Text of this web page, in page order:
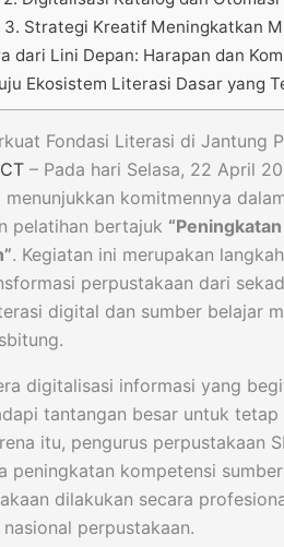
3. Strategi Kreatif Meningkatkan
dari Lini Depan: Harapan dan
Ekosistem Literasi Dasar yang
Fondasi Literasi di Jantung
– Pada hari Selasa, 22 April
menunjukkan komitmennya
pelatihan bertajuk
. Kegiatan ini merupakan
perpustakaan dari
digital dan sumber belajar
digitalisasi informasi yang
tantangan besar untuk
itu, pengurus perpustakaan
peningkatan kompetensi
dilakukan secara
perpustakaan.